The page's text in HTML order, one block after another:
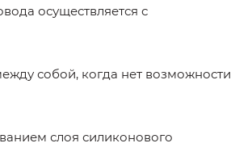
осуществляется с
собой, когда нет возможности
слоя силиконового